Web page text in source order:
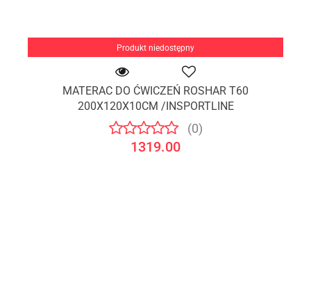
Produkt niedostępny
MATERAC DO ĆWICZEŃ ROSHAR T60
200X120X10CM /INSPORTLINE
(0)
1319.00